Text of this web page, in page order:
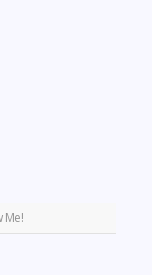
Me!